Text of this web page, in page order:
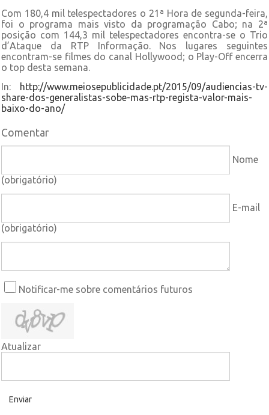
Com 180,4 mil telespectadores o 21ª Hora de segunda-feira,
foi o programa mais visto da programação Cabo; na 2ª
posição com 144,3 mil telespectadores encontra-se o Trio
d’Ataque da RTP Informação. Nos lugares seguintes
encontram-se filmes do canal Hollywood; o Play-Off encerra
o top desta semana.
In:
http://www.meiosepublicidade.pt/2015/09/audiencias-tv-
share-dos-generalistas-sobe-mas-rtp-regista-valor-mais-
baixo-do-ano/
Comentar
Nome
(obrigatório)
E-mail
(obrigatório)
Notificar-me sobre comentários futuros
Atualizar
Enviar